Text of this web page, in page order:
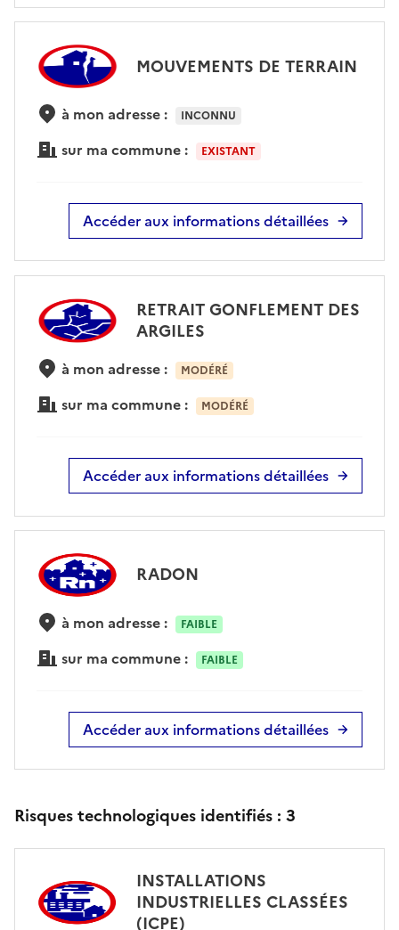
MOUVEMENTS DE TERRAIN
à mon adresse : INCONNU
sur ma commune : EXISTANT
Accéder aux informations détaillées
RETRAIT GONFLEMENT DES
ARGILES
à mon adresse : MODÉRÉ
sur ma commune : MODÉRÉ
Accéder aux informations détaillées
RADON
à mon adresse : FAIBLE
sur ma commune : FAIBLE
Accéder aux informations détaillées
Risques technologiques identifiés : 3
INSTALLATIONS
INDUSTRIELLES CLASSÉES
(ICPE)